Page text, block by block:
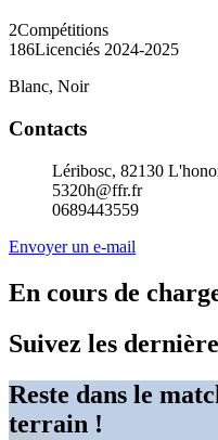
2Compétitions
186Licenciés 2024-2025
Blanc, Noir
Contacts
Léribosc, 82130
5320h@ffr.fr
0689443559
Envoyer un e-mail
En cours de
Suivez les
Reste dans le
terrain !